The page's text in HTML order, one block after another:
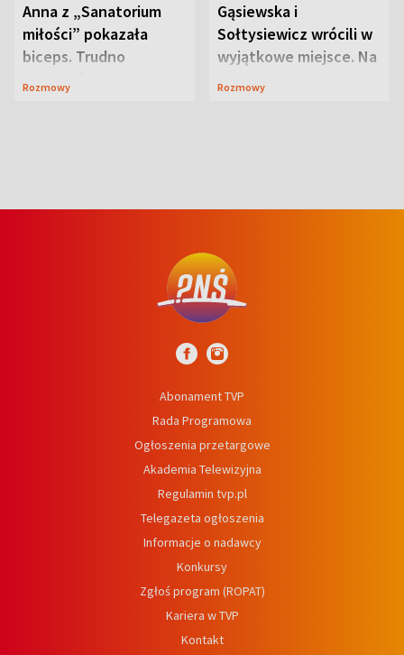
Anna z „Sanatorium
miłości” pokazała
biceps. Trudno
uwierzyć, co przeszła
Rozmowy
Gąsiewska i
Sołtysiewicz wrócili w
wyjątkowe miejsce. Na
szlaku czekał
Rozmowy
Abonament TVP
Rada Programowa
Ogłoszenia przetargowe
Akademia Telewizyjna
Regulamin tvp.pl
Telegazeta ogłoszenia
Informacje o nadawcy
Konkursy
Zgłoś program (ROPAT)
Kariera w TVP
Kontakt